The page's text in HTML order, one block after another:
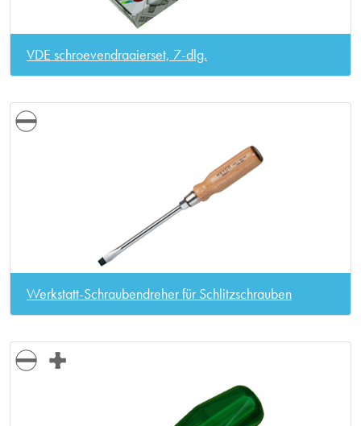
VDE schroevendraaierset, 7-dlg.
Werkstatt-Schraubendreher für Schlitzschrauben